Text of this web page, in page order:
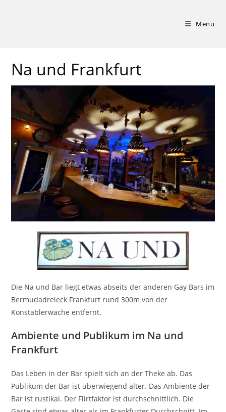
Menü
Na und Frankfurt
Die Na und Bar liegt etwas abseits der anderen Gay Bars im
Bermudadreieck Frankfurt rund 300m von der
Konstablerwache entfernt.
Ambiente und Publikum im Na und
Frankfurt
Das Leben in der Bar spielt sich an der Theke ab. Das
Publikum der Bar ist überwiegend älter. Das Ambiente der
Bar ist rustikal. Der Flirtfaktor ist durchschnittlich. Die